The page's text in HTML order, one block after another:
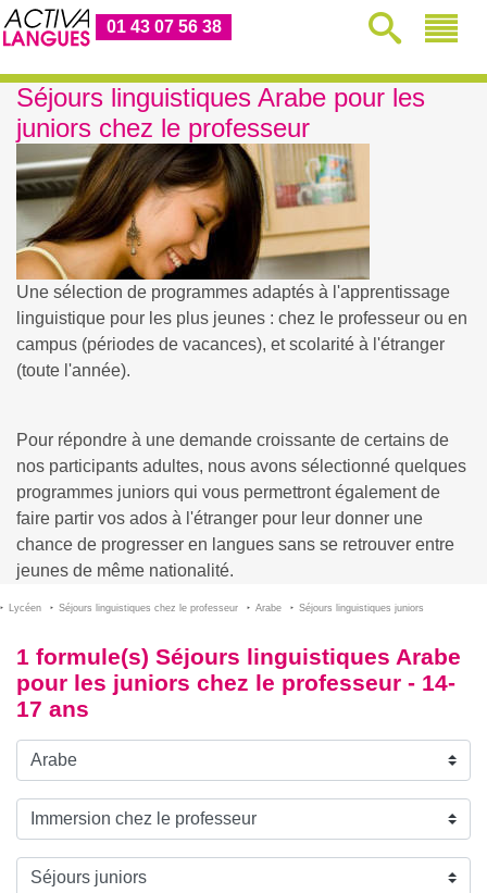
01 43 07 56 38
Séjours linguistiques Arabe pour les
juniors chez le professeur
Une sélection de programmes adaptés à l'apprentissage
linguistique pour les plus jeunes : chez le professeur ou en
campus (périodes de vacances), et scolarité à l'étranger
(toute l'année).
Pour répondre à une demande croissante de certains de
nos participants adultes, nous avons sélectionné quelques
programmes juniors qui vous permettront également de
faire partir vos ados à l'étranger pour leur donner une
chance de progresser en langues sans se retrouver entre
jeunes de même nationalité.
Lycéen Séjours linguistiques chez le professeur Arabe Séjours linguistiques juniors
1 formule(s) Séjours linguistiques Arabe
pour les juniors chez le professeur - 14-
17 ans